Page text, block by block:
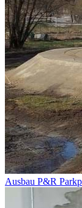
Ausbau P&R